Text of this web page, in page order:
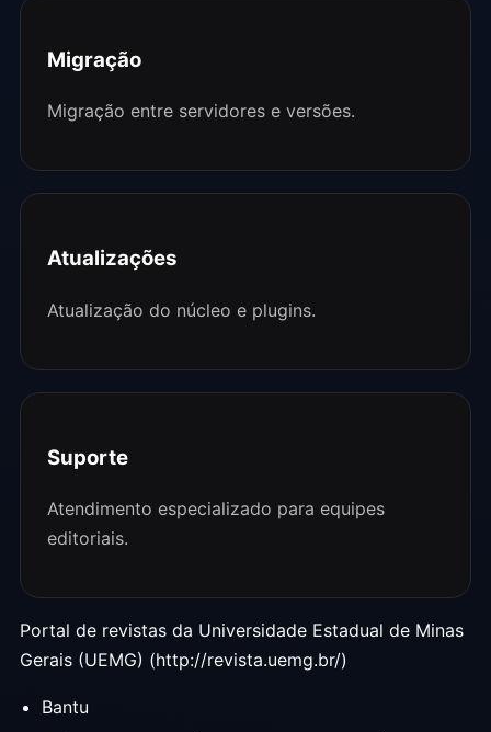
Migração
Migração entre servidores e versões.
Atualizações
Atualização do núcleo e plugins.
Suporte
Atendimento especializado para equipes
editoriais.
Portal de revistas da Universidade Estadual de Minas
Gerais (UEMG) (http://revista.uemg.br/)
Bantu